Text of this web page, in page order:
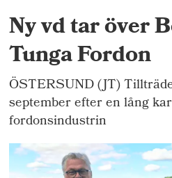
Ny vd tar över
Tunga Fordon
ÖSTERSUND (JT)
september efter en lång
fordonsindustrin